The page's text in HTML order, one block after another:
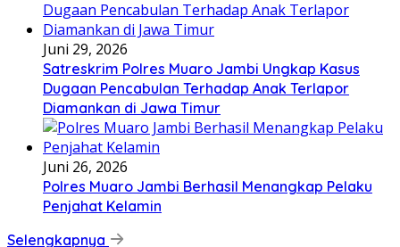
Juni 29, 2026
Satreskrim Polres Muaro Jambi Ungkap Kasus
Dugaan Pencabulan Terhadap Anak Terlapor
Diamankan di Jawa Timur
Juni 26, 2026
Polres Muaro Jambi Berhasil Menangkap Pelaku
Penjahat Kelamin
Selengkapnya